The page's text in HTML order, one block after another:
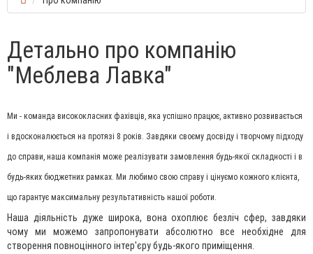
Детально про компанію
"Меблева Лавка"
Ми - команда висококласних фахівців, яка успішно працює, активно розвивається
і вдосконалюється на протязі 8 років. Завдяки своєму досвіду і творчому підходу
до справи, наша компанія може реалізувати замовлення будь-якої складності і в
будь-яких бюджетних рамках. Ми любимо свою справу і цінуємо кожного клієнта,
що гарантує максимальну результативність нашої роботи.
Наша діяльність дуже широка, вона охоплює безліч сфер, завдяки
чому ми можемо запропонувати абсолютно все необхідне для
створення повноцінного інтер'єру будь-якого приміщення.